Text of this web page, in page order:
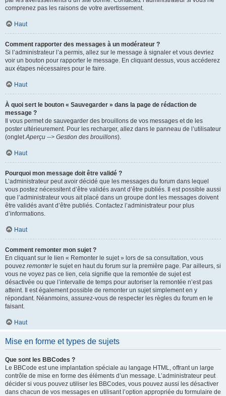
comprenez pas les raisons de votre avertissement.
Haut
Comment rapporter des messages à un modérateur ?
Si l’administrateur l’a permis, allez sur le message à signaler et vous devriez
voir un bouton pour rapporter le message. En cliquant dessus, vous accéderez
aux étapes nécessaires pour le faire.
Haut
À quoi sert le bouton « Sauvegarder » dans la page de rédaction de
message ?
Il vous permet de sauvegarder des brouillons de vos messages et de les
poster ultérieurement. Pour les recharger, allez dans le panneau de l’utilisateur
(ongletAperçu --> Gestion des brouillons).
Haut
Pourquoi mon message doit être validé ?
L’administrateur peut avoir décidé que les messages du forum dans lequel
vous postez nécessitent d’être validés avant d’être publiés. Il est possible aussi
que l’administrateur vous ait placé dans un groupe dont les messages doivent
être validés avant d’être publiés. Contactez l’administrateur pour plus
d’informations.
Haut
Comment remonter mon sujet ?
En cliquant sur le lien « Remonter le sujet » lors de sa consultation, vous
pouvez remonterle sujet en haut du forum sur la première page. Par ailleurs, si
vous ne voyez pas ce lien, cela signifie que la remontée de sujet est
désactivée ou que l’intervalle de temps pour autoriser la remontée n’est pas
atteint. Il est également possible de remonter un sujet simplement en y
répondant. Néanmoins, assurez-vous de respecter les règles du forum en le
faisant.
Haut
Mise en forme et types de sujets
Que sont les BBCodes ?
Le BBCode est une implantation spéciale au langage HTML, offrant un large
contrôle de mise en forme des éléments d’un message. L’administrateur peut
décider si vous pouvez utiliser les BBCodes, vous pouvez aussi les désactiver
dans chacun de vos messages en utilisant l’option appropriée du formulaire de